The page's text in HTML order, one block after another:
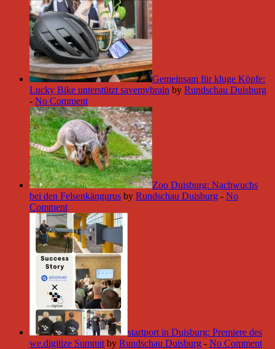
Gemeinsam für kluge Köpfe:
Lucky Bike unterstützt savemybrain by Rundschau Duisburg
- No Comment
Zoo Duisburg: Nachwuchs
bei den Felsenkängurus by Rundschau Duisburg - No
Comment
startport in Duisburg: Premiere des
we.digitize Summit by Rundschau Duisburg - No Comment